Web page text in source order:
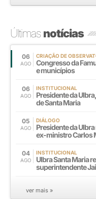
Últimasnotícias
06
AGO
CRIAÇÃO DE
Congresso da
e municípios
06
AGO
INSTITUCIONAL
Presidente da
de Santa Maria
05
AGO
DIÁLOGO
Presidente da
ex-ministro Carlos
04
AGO
INSTITUCIONAL
Ulbra Santa Maria
superintendente
ver mais »